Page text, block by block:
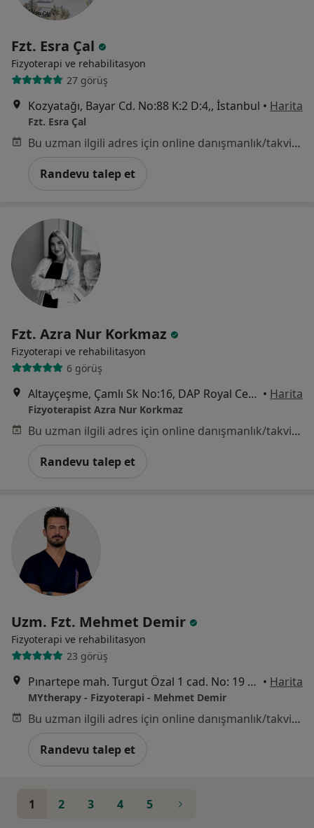
Fzt. Esra Çal
Fizyoterapi ve rehabilitasyon
27 görüş
Kozyatağı, Bayar Cd. No:88 K:2 D:4,, İstanbul • Harita
Fzt. Esra Çal
Bu uzman ilgili adres için online danışmanlık/takvim sunmuyor.
Randevu talep et
Fzt. Azra Nur Korkmaz
Fizyoterapi ve rehabilitasyon
6 görüş
Altayçeşme, Çamlı Sk No:16, DAP Royal Center Maltepe, İstanbul • Harita
Fizyoterapist Azra Nur Korkmaz
Bu uzman ilgili adres için online danışmanlık/takvim sunmuyor.
Randevu talep et
Uzm. Fzt. Mehmet Demir
Fizyoterapi ve rehabilitasyon
23 görüş
Pınartepe mah. Turgut Özal 1 cad. No: 19 C, Büyükçekmece • Harita
MYtherapy - Fizyoterapi - Mehmet Demir
Bu uzman ilgili adres için online danışmanlık/takvim sunmuyor.
Randevu talep et
1 2 3 4 5